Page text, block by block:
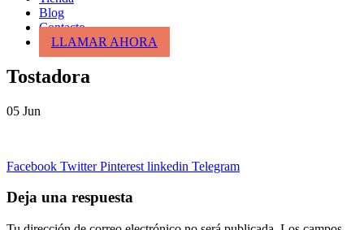
Blog
Contacto
LLAMAR AHORA
Tostadora
05 Jun
Facebook Twitter Pinterest linkedin Telegram
Deja una respuesta